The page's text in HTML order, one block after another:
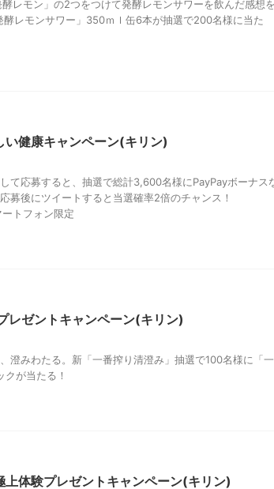
酵レモン」の2つをつけて発酵レモンサワーを飲んだ感想を
レモンサワー」350ｍｌ缶6本が抽選で200名様に当た
い健康キャンペーン(キリン)
て応募すると、抽選で総計3,600名様にPayPayボーナス
募後にツイートすると当選確率2倍のチャンス！
トフォン限定
ゼントキャンペーン(キリン)
澄みわたる。新「一番搾り清澄み」抽選で100名様に「一
が当たる！
上体験プレゼントキャンペーン(キリン)